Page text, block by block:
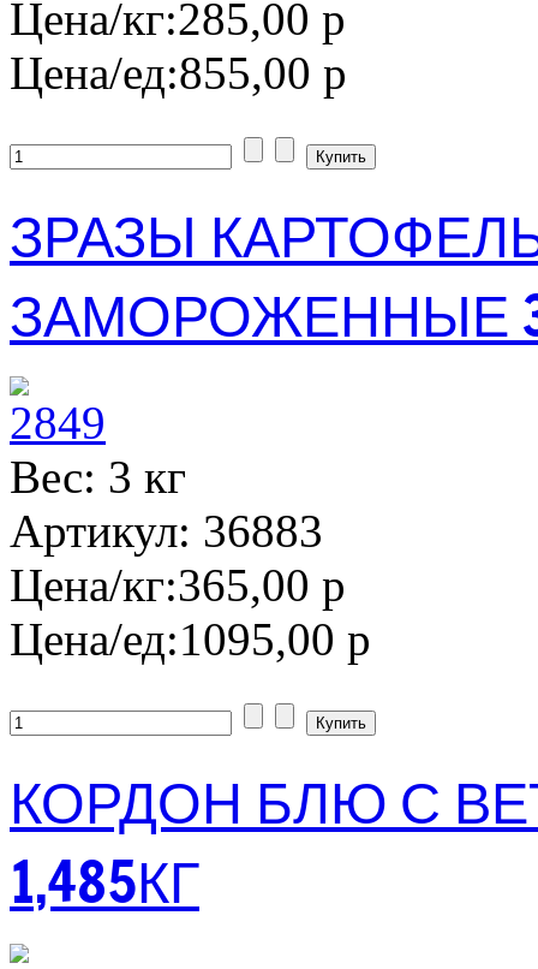
Цена/кг:285,00 р
Цена/ед:855,00 р
ЗРАЗЫ
ЗАМОРОЖЕННЫЕ
Вес: 3 кг
Артикул: 36883
Цена/кг:365,00 р
Цена/ед:1095,00 р
КОРДОН БЛЮ С
1,485КГ